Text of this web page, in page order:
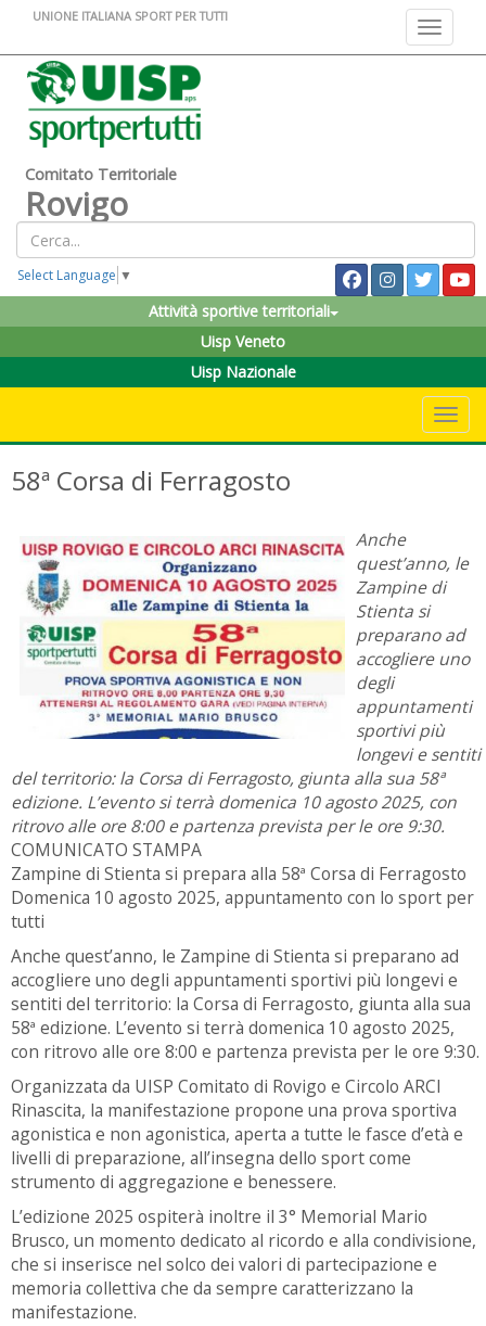
Toggle
UNIONE ITALIANA SPORT PER TUTTI
Comitato Territoriale
Rovigo
Select Language ▼
Attività sportive territoriali
Uisp Veneto
Uisp Nazionale
58ª Corsa di Ferragosto
Anche
quest’anno, le
Zampine di
Stienta si
preparano ad
accogliere uno
degli
appuntamenti
sportivi più
longevi e sentiti
del territorio: la Corsa di Ferragosto, giunta alla sua 58ª
edizione. L’evento si terrà domenica 10 agosto 2025, con
ritrovo alle ore 8:00 e partenza prevista per le ore 9:30.
COMUNICATO STAMPA
Zampine di Stienta si prepara alla 58ª Corsa di Ferragosto
Domenica 10 agosto 2025, appuntamento con lo sport per
tutti
Anche quest’anno, le Zampine di Stienta si preparano ad
accogliere uno degli appuntamenti sportivi più longevi e
sentiti del territorio: la Corsa di Ferragosto, giunta alla sua
58ª edizione. L’evento si terrà domenica 10 agosto 2025,
con ritrovo alle ore 8:00 e partenza prevista per le ore 9:30.
Organizzata da UISP Comitato di Rovigo e Circolo ARCI
Rinascita, la manifestazione propone una prova sportiva
agonistica e non agonistica, aperta a tutte le fasce d’età e
livelli di preparazione, all’insegna dello sport come
strumento di aggregazione e benessere.
L’edizione 2025 ospiterà inoltre il 3° Memorial Mario
Brusco, un momento dedicato al ricordo e alla condivisione,
che si inserisce nel solco dei valori di partecipazione e
memoria collettiva che da sempre caratterizzano la
manifestazione.